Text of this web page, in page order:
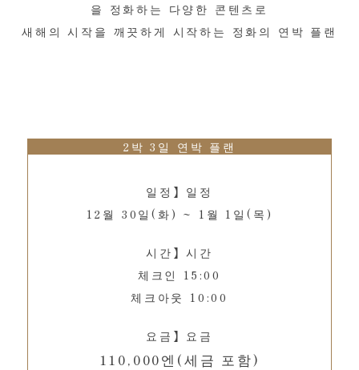
을 정화하는 다양한 콘텐츠로
새해의 시작을 깨끗하게 시작하는 정화의 연박 플랜
2박 3일 연박 플랜
일정】일정
12월 30일(화) ~ 1월 1일(목)
시간】시간
체크인 15:00
체크아웃 10:00
요금】요금
110,000엔(세금 포함)